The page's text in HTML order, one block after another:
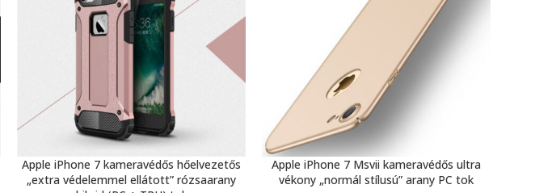
Apple iPhone 7 kameravédős hőelvezetős
„extra védelemmel ellátott” rózsaarany
Apple iPhone 7 Msvii kameravédős ultra
vékony „normál stílusú” arany PC tok